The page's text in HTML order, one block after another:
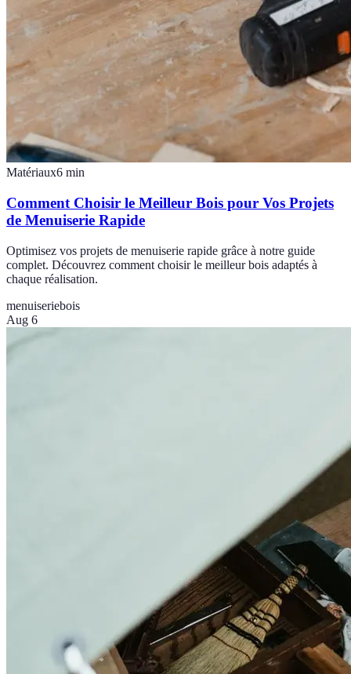
Matériaux6 min
Comment Choisir le Meilleur Bois pour Vos Projets
de Menuiserie Rapide
Optimisez vos projets de menuiserie rapide grâce à notre guide
complet. Découvrez comment choisir le meilleur bois adaptés à
chaque réalisation.
menuiseriebois
Aug 6